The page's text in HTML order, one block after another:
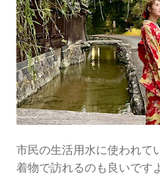
市民の生活用水に使われて
着物で訪れるのも良いですよ